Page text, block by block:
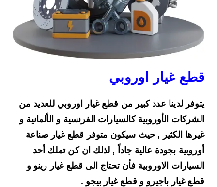
قطع غيار اوروبي
يتوفر لدينا عدد كبير من قطع غيار اوروبي للعديد من
الشركات الأوروبية كالسيارات الفرنسية و الألمانية و
غيرها الكثير , حيث سيكون متوفر قطع غيار صناعة
أوروبية بجودة عالية جاداً , لذلك ان كن تملك أحد
السيارات الاوروبية فأن تحتاج الى قطع غيار رينو و
قطع غيار باجيرو و قطع غيار بيجو .